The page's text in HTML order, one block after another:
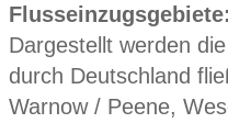
Dargestellt werden
durch Deutschland
Warnow / Peene,